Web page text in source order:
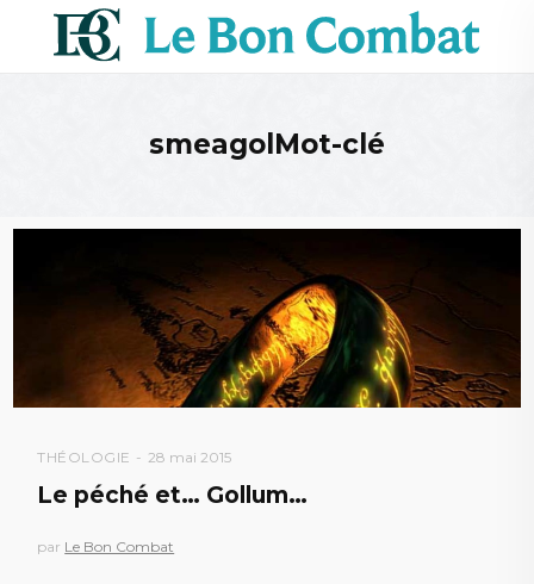
smeagolMot-clé
THÉOLOGIE 28 mai 2015
Le péché et… Gollum…
par Le Bon Combat